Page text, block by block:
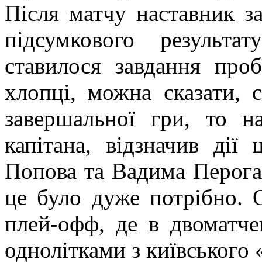
Після матчу наставник
підсумкового
ставилося завдання
хлопці, можна
завершальної гри, то
капітана, відзначив
Попова та Вадима
це було дуже потрібно.
плей-офф, де в
однолітками з